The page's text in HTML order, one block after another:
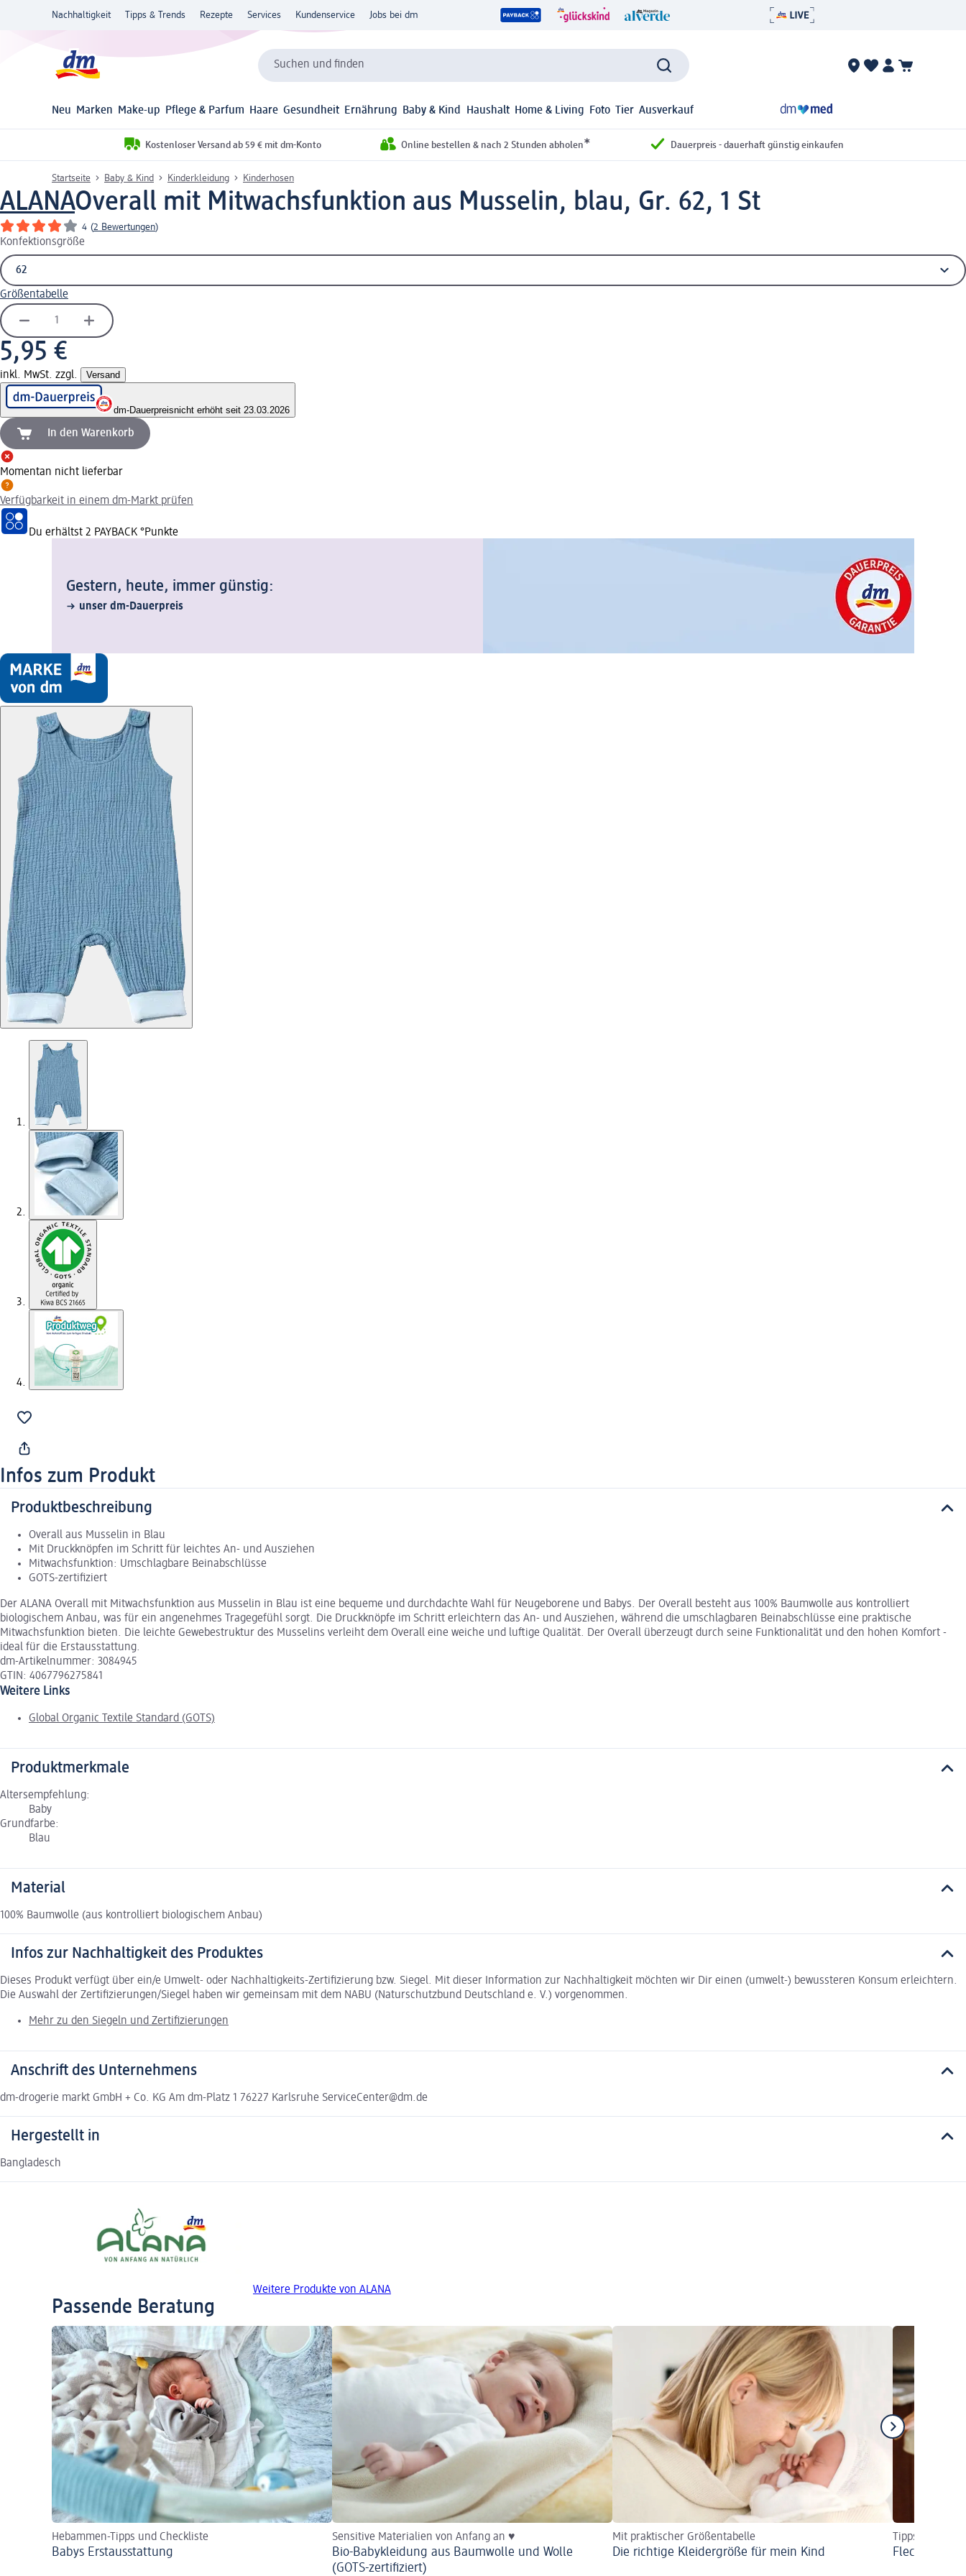
Nachhaltigkeit Tipps & Trends Rezepte Services Kundenservice Jobs bei dm
Suchen und finden
Neu Marken Make-up Pflege & Parfum Haare Gesundheit Ernährung Baby & Kind Haushalt Home & Living Foto Tier Ausverkauf
Kostenloser Versand ab 59 € mit dm-Konto Online bestellen & nach 2 Stunden abholen* Dauerpreis - dauerhaft günstig einkaufen
Startseite Baby & Kind Kinderkleidung Kinderhosen
ALANAOverall mit Mitwachsfunktion aus Musselin, blau, Gr. 62, 1 St
4 (2 Bewertungen)
Konfektionsgröße
Größentabelle
5,95 €
inkl. MwSt. zzgl. Versand
dm-Dauerpreisnicht erhöht seit 23.03.2026
In den Warenkorb
Momentan nicht lieferbar
Verfügbarkeit in einem dm-Markt prüfen
Du erhältst 2 PAYBACK °Punkte
Gestern, heute, immer günstig:
unser dm-Dauerpreis
Infos zum Produkt
Produktbeschreibung
Overall aus Musselin in Blau
Mit Druckknöpfen im Schritt für leichtes An- und Ausziehen
Mitwachsfunktion: Umschlagbare Beinabschlüsse
GOTS-zertifiziert
Der ALANA Overall mit Mitwachsfunktion aus Musselin in Blau ist eine bequeme und durchdachte Wahl für Neugeborene und Babys. Der Overall besteht aus 100% Baumwolle aus kontrolliert
biologischem Anbau, was für ein angenehmes Tragegefühl sorgt. Die Druckknöpfe im Schritt erleichtern das An- und Ausziehen, während die umschlagbaren Beinabschlüsse eine praktische
Mitwachsfunktion bieten. Die leichte Gewebestruktur des Musselins verleiht dem Overall eine weiche und luftige Qualität. Der Overall überzeugt durch seine Funktionalität und den hohen Komfort -
ideal für die Erstausstattung.
dm-Artikelnummer: 3084945
GTIN: 4067796275841
Weitere Links
Global Organic Textile Standard (GOTS)
Produktmerkmale
Altersempfehlung:
Baby
Grundfarbe:
Blau
Material
100% Baumwolle (aus kontrolliert biologischem Anbau)
Infos zur Nachhaltigkeit des Produktes
Dieses Produkt verfügt über ein/e Umwelt- oder Nachhaltigkeits-Zertifizierung bzw. Siegel. Mit dieser Information zur Nachhaltigkeit möchten wir Dir einen (umwelt-) bewussteren Konsum erleichtern.
Die Auswahl der Zertifizierungen/Siegel haben wir gemeinsam mit dem NABU (Naturschutzbund Deutschland e. V.) vorgenommen.
Mehr zu den Siegeln und Zertifizierungen
Anschrift des Unternehmens
dm-drogerie markt GmbH + Co. KG Am dm-Platz 1 76227 Karlsruhe ServiceCenter@dm.de
Hergestellt in
Bangladesch
Weitere Produkte von ALANA
Passende Beratung
Hebammen-Tipps und Checkliste
Babys Erst­aus­stattung
Sensitive Materialien von Anfang an ♥
Bio-Babykleidung aus Baumwolle und Wolle
(GOTS-zertifiziert)
Mit praktischer Größentabelle
Die richtige Kleidergröße für mein Kind
Tipps für
Flecken aus